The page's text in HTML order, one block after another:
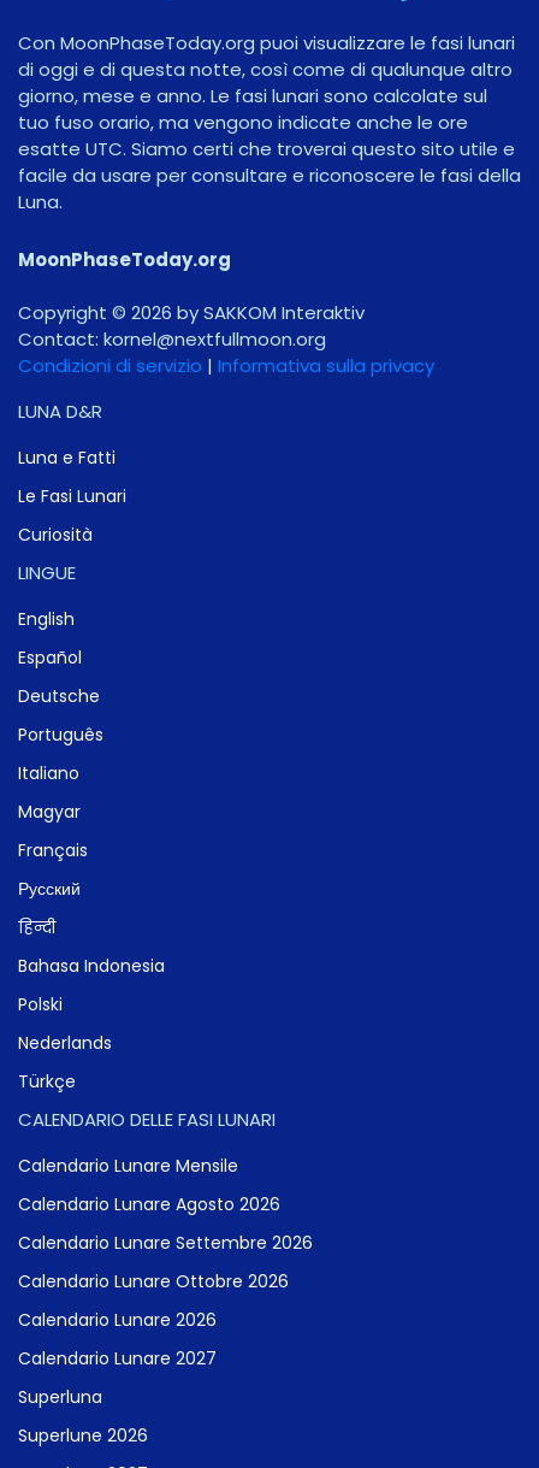
Con MoonPhaseToday.org puoi visualizzare le fasi lunari
di oggi e di questa notte, così come di qualunque altro
giorno, mese e anno. Le fasi lunari sono calcolate sul
tuo fuso orario, ma vengono indicate anche le ore
esatte UTC. Siamo certi che troverai questo sito utile e
facile da usare per consultare e riconoscere le fasi della
Luna.
MoonPhaseToday.org
Copyright © 2026 by SAKKOM Interaktiv
Contact: gro.noomlluftxen@lenrok
Condizioni di servizio | Informativa sulla privacy
LUNA D&R
Luna e Fatti
Le Fasi Lunari
Curiosità
LINGUE
English
Español
Deutsche
Português
Italiano
Magyar
Français
Русский
हिन्दी
Bahasa Indonesia
Polski
Nederlands
Türkçe
CALENDARIO DELLE FASI LUNARI
Calendario Lunare Mensile
Calendario Lunare Agosto 2026
Calendario Lunare Settembre 2026
Calendario Lunare Ottobre 2026
Calendario Lunare 2026
Calendario Lunare 2027
Superluna
Superlune 2026